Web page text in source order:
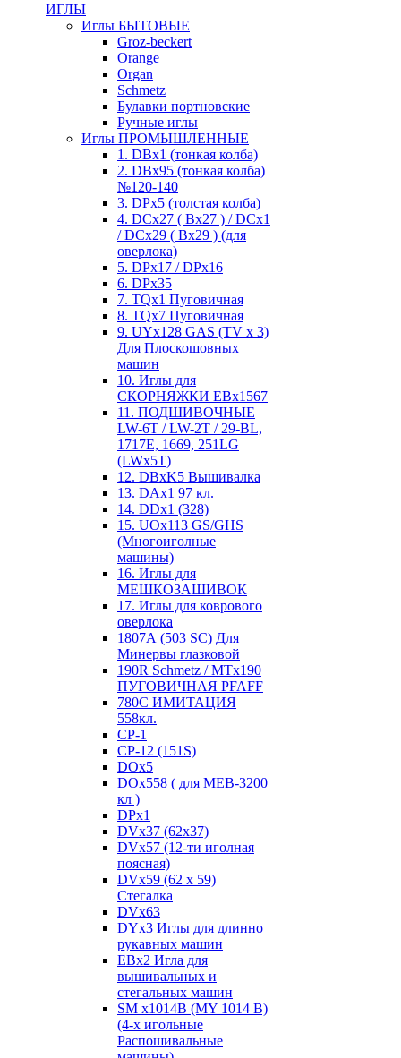
ИГЛЫ
Иглы БЫТОВЫЕ
Groz-beckert
Orange
Organ
Schmetz
Булавки портновские
Ручные иглы
Иглы ПРОМЫШЛЕННЫЕ
1. DBx1 (тонкая колба)
2. DBx95 (тонкая колба)
№120-140
3. DPx5 (толстая колба)
4. DCx27 ( Bx27 ) / DCx1
/ DCx29 ( Bx29 ) (для
оверлока)
5. DPx17 / DPx16
6. DPx35
7. TQx1 Пуговичная
8. TQx7 Пуговичная
9. UYx128 GAS (TV x 3)
Для Плоскошовных
машин
10. Иглы для
СКОРНЯЖКИ EBx1567
11. ПОДШИВОЧНЫЕ
LW-6T / LW-2T / 29-BL,
1717E, 1669, 251LG
(LWx5T)
12. DBxK5 Вышивалка
13. DAx1 97 кл.
14. DDx1 (328)
15. UOx113 GS/GHS
(Многоиголные
машины)
16. Иглы для
МЕШКОЗАШИВОК
17. Иглы для коврового
оверлока
1807А (503 SC) Для
Минервы глазковой
190R Schmetz / MTx190
ПУГОВИЧНАЯ PFAFF
780С ИМИТАЦИЯ
558кл.
CP-1
CP-12 (151S)
DOx5
DOx558 ( для MEB-3200
кл )
DPx1
DVx37 (62x37)
DVx57 (12-ти иголная
поясная)
DVx59 (62 x 59)
Стегалка
DVx63
DYx3 Иглы для длинно
рукавных машин
EBx2 Игла для
вышивальных и
стегальных машин
SM x1014B (MY 1014 B)
(4-х игольные
Распошивальные